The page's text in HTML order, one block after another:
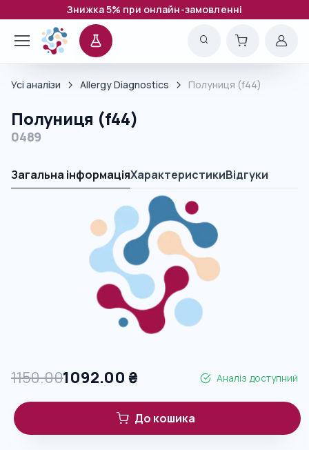
Знижка 5% при онлайн-замовленні
Усі аналізи Allergy Diagnostics Полуниця (f44)
Полуниця (f44)
0489
Загальна інформаціяХарактеристикиВідгуки
1150.001092.00 ₴ Аналіз доступний
До кошика